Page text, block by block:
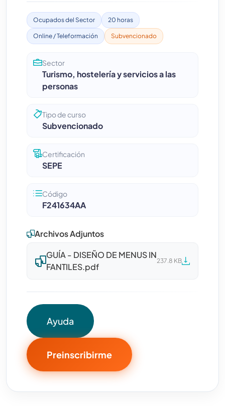
Ocupados del Sector 20 horas
Online / Teleformación Subvencionado
Sector
Turismo, hostelería y servicios a las
personas
Tipo de curso
Subvencionado
Certificación
SEPE
Código
F241634AA
Archivos Adjuntos
GUÍA - DISEÑO DE MENUS IN
FANTILES.pdf
237.8 KB
Ayuda
Preinscribirme